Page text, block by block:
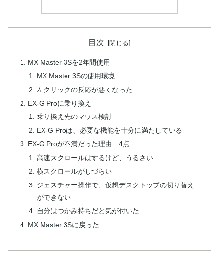
目次
MX Master 3Sを2年間使用
MX Master 3Sの使用環境
左クリックの反応が悪くなった
EX-G Proに乗り換え
乗り換え先のマウス検討
EX-G Proは、必要な機能を十分に満たしている
EX-G Proが不満だった理由 4点
高速スクロールはするけど、うるさい
横スクロールがしづらい
ジェスチャー操作で、仮想デスクトップの切り替え
ができない
自分はつかみ持ちだと気が付いた
MX Master 3Sに戻った